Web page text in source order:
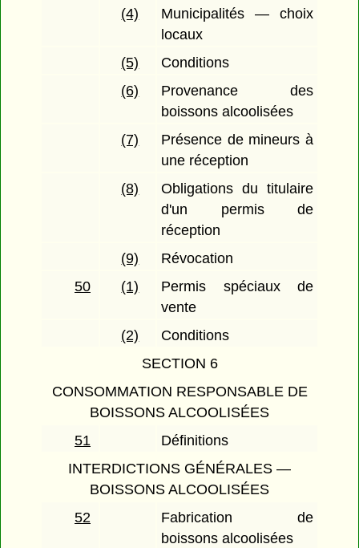
(4)
Municipalités — choix
locaux
(5)
Conditions
(6)
Provenance des
boissons alcoolisées
(7)
Présence de mineurs à
une réception
(8)
Obligations du titulaire
d'un permis de
réception
(9)
Révocation
50
(1)
Permis spéciaux de
vente
(2)
Conditions
SECTION 6
CONSOMMATION RESPONSABLE DE
BOISSONS ALCOOLISÉES
51
Définitions
INTERDICTIONS GÉNÉRALES —
BOISSONS ALCOOLISÉES
52
Fabrication de
boissons alcoolisées